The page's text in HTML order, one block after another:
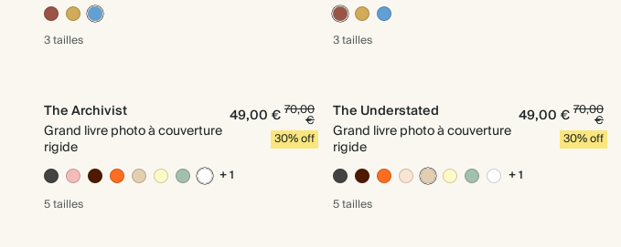
3 tailles 3 tailles
The Archivist
Grand livre photo à couverture
rigide
49,00 €70,00
€
30% off
+ 1
5 tailles
The Understated
Grand livre photo à couverture
rigide
49,00 €70,00
€
30% off
+ 1
5 tailles